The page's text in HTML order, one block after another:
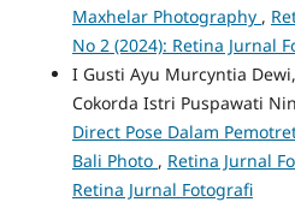
Maxhelar Photography ,
No 2 (2024): Retina Jurnal
I Gusti Ayu Murcyntia
Cokorda Istri Puspawati
Direct Pose Dalam
Bali Photo , Retina Jurnal
Retina Jurnal Fotografi